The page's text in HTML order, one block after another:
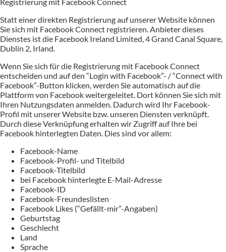
Statt einer direkten Registrierung auf unserer Website können
Sie sich mit Facebook Connect registrieren. Anbieter dieses
Dienstes ist die Facebook Ireland Limited, 4 Grand Canal Square,
Dublin 2, Irland.
Wenn Sie sich für die Registrierung mit Facebook Connect
entscheiden und auf den “Login with Facebook”- / “Connect with
Facebook”-Button klicken, werden Sie automatisch auf die
Plattform von Facebook weitergeleitet. Dort können Sie sich mit
Ihren Nutzungsdaten anmelden. Dadurch wird Ihr Facebook-
Profil mit unserer Website bzw. unseren Diensten verknüpft.
Durch diese Verknüpfung erhalten wir Zugriff auf Ihre bei
Facebook hinterlegten Daten. Dies sind vor allem:
Facebook-Name
Facebook-Profil- und Titelbild
Facebook-Titelbild
bei Facebook hinterlegte E-Mail-Adresse
Facebook-ID
Facebook-Freundeslisten
Facebook Likes (“Gefällt-mir”-Angaben)
Geburtstag
Geschlecht
Land
Sprache